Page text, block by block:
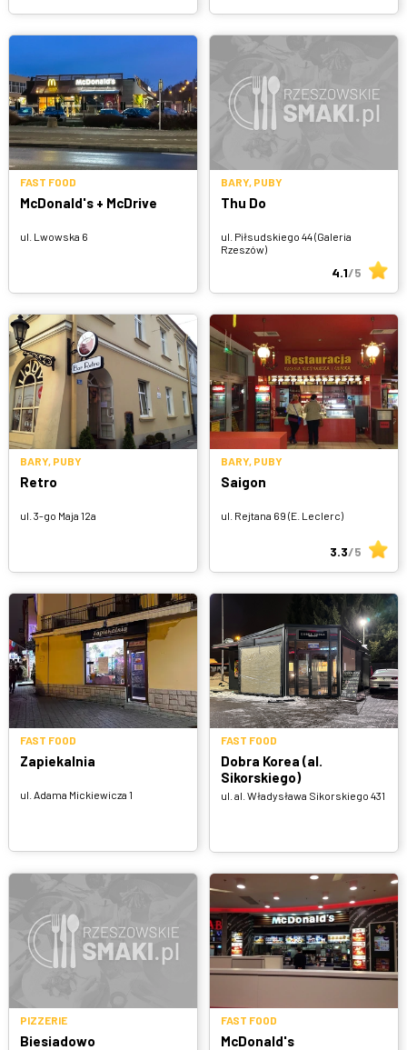
Węgierska
Śródziemnomorska
Hiszpańska
Francuska
FAST FOOD
McDonald's + McDrive
ul. Lwowska 6
BARY, PUBY
Thu Do
ul. Piłsudskiego 44 (Galeria
Rzeszów)
4.1/5
BARY, PUBY
Retro
ul. 3-go Maja 12a
BARY, PUBY
Saigon
ul. Rejtana 69 (E. Leclerc)
3.3/5
FAST FOOD
Zapiekalnia
ul. Adama Mickiewicza 1
FAST FOOD
Dobra Korea (al.
Sikorskiego)
ul. al. Władysława Sikorskiego 431
PIZZERIE
Biesiadowo
FAST FOOD
McDonald's